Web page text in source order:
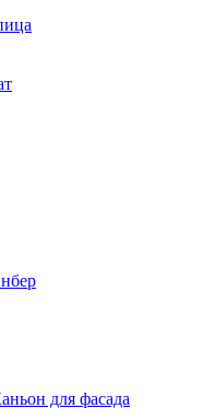
для фасада